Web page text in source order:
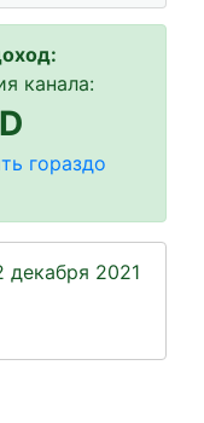
канала:
гораздо
декабря 2021